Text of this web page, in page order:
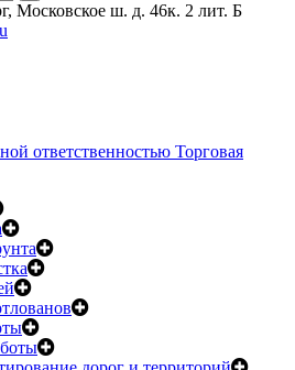
Московское ш. д. 46к. 2 лит. Б